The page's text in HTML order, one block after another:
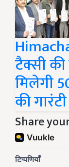
टैक्सी
मिलेगी
की गारंटी
Share